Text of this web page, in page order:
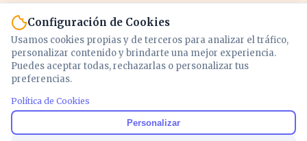
Noticias y análisis de economía, mercados,
inversión y política. Información actualizada
Configuración de Cookies
Usamos cookies propias y de terceros para analizar el tráfico,
personalizar contenido y brindarte una mejor experiencia.
Puedes aceptar todas, rechazarlas o personalizar tus
preferencias.
Política de Cookies
Personalizar